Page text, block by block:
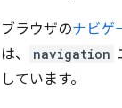
ブラウザのナビゲ
は、
navigation
しています。